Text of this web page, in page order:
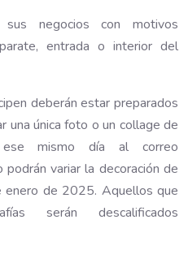
negocios con motivos
entrada o interior del
deberán estar preparados
una única foto o un collage de
mismo día al correo
podrán variar la decoración de
de 2025. Aquellos que
serán descalificados